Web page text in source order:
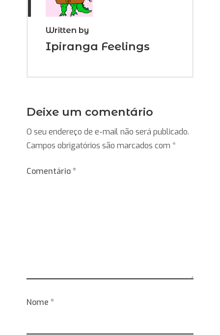
Written by
Ipiranga Feelings
Deixe um comentário
O seu endereço de e-mail não será publicado.
Campos obrigatórios são marcados com *
Comentário*
Nome *